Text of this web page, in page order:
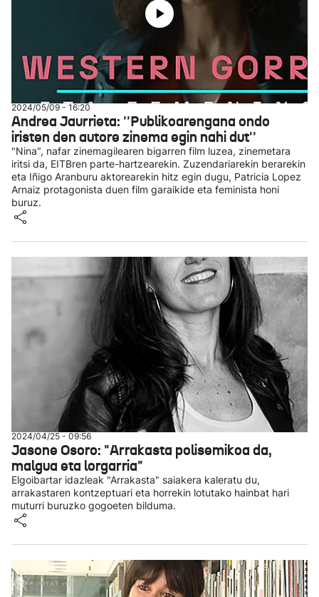
2024/05/09 - 16:20
Andrea Jaurrieta: ''Publikoarengana ondo
iristen den autore zinema egin nahi dut''
"Nina", nafar zinemagilearen bigarren film luzea, zinemetara
iritsi da, EITBren parte-hartzearekin. Zuzendariarekin berarekin
eta Iñigo Aranburu aktorearekin hitz egin dugu, Patricia Lopez
Arnaiz protagonista duen film garaikide eta feminista honi
buruz.
2024/04/25 - 09:56
Jasone Osoro: "Arrakasta polisemikoa da,
malgua eta lorgarria"
Elgoibartar idazleak "Arrakasta" saiakera kaleratu du,
arrakastaren kontzeptuari eta horrekin lotutako hainbat hari
muturri buruzko gogoeten bilduma.